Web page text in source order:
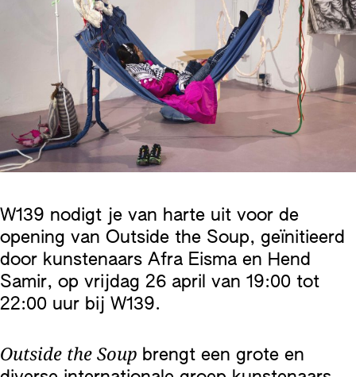
W139 nodigt je van harte uit voor de
opening van Outside the Soup, geïnitieerd
door kunstenaars Afra Eisma en Hend
Samir, op vrijdag 26 april van 19:00 tot
22:00 uur bij W139.
Outside the Soup brengt een grote en